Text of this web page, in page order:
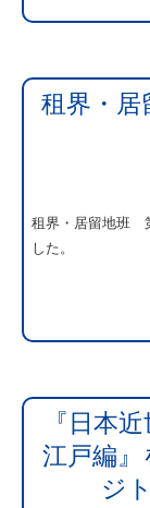
租界・
租界・居留地班
した。
『日本
江戸編』
ジ